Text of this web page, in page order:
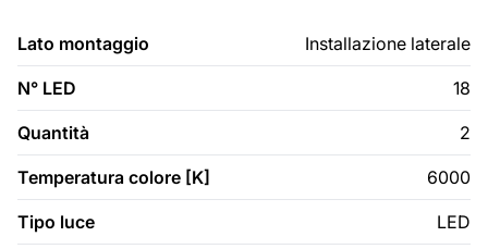
Lato montaggio Installazione laterale
N° LED 18
Quantità 2
Temperatura colore [K] 6000
Tipo luce LED